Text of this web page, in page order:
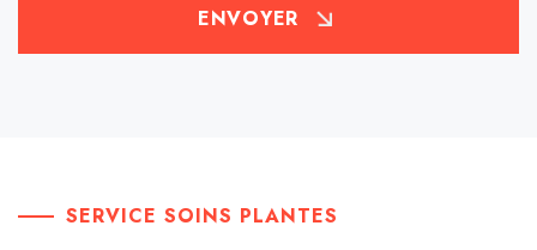
ENVOYER
SERVICE SOINS PLANTES